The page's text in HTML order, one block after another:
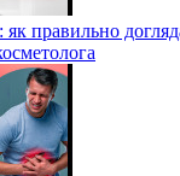
як правильно